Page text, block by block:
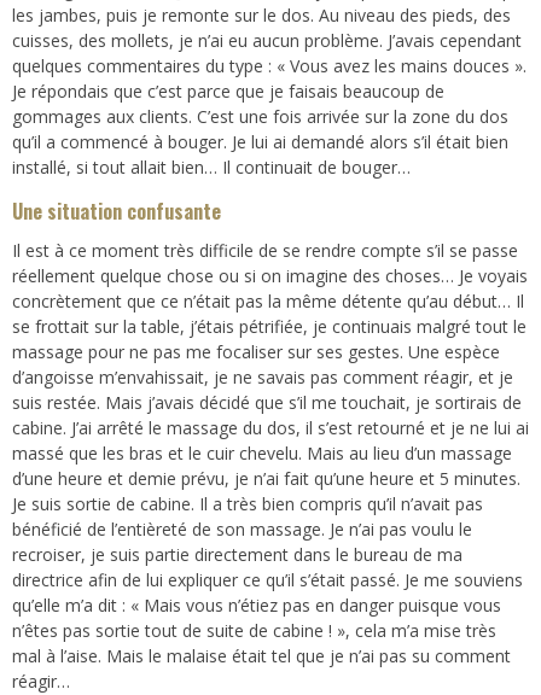
les jambes, puis je remonte sur le dos. Au niveau des pieds, des
cuisses, des mollets, je n’ai eu aucun problème. J’avais cependant
quelques commentaires du type : « Vous avez les mains douces ».
Je répondais que c’est parce que je faisais beaucoup de
gommages aux clients. C’est une fois arrivée sur la zone du dos
qu’il a commencé à bouger. Je lui ai demandé alors s’il était bien
installé, si tout allait bien… Il continuait de bouger…
Une situation confusante
Il est à ce moment très difficile de se rendre compte s’il se passe
réellement quelque chose ou si on imagine des choses… Je voyais
concrètement que ce n’était pas la même détente qu’au début… Il
se frottait sur la table, j’étais pétrifiée, je continuais malgré tout le
massage pour ne pas me focaliser sur ses gestes. Une espèce
d’angoisse m’envahissait, je ne savais pas comment réagir, et je
suis restée. Mais j’avais décidé que s’il me touchait, je sortirais de
cabine. J’ai arrêté le massage du dos, il s’est retourné et je ne lui ai
massé que les bras et le cuir chevelu. Mais au lieu d’un massage
d’une heure et demie prévu, je n’ai fait qu’une heure et 5 minutes.
Je suis sortie de cabine. Il a très bien compris qu’il n’avait pas
bénéficié de l’entièreté de son massage. Je n’ai pas voulu le
recroiser, je suis partie directement dans le bureau de ma
directrice afin de lui expliquer ce qu’il s’était passé. Je me souviens
qu’elle m’a dit : « Mais vous n’étiez pas en danger puisque vous
n’êtes pas sortie tout de suite de cabine ! », cela m’a mise très
mal à l’aise. Mais le malaise était tel que je n’ai pas su comment
réagir…